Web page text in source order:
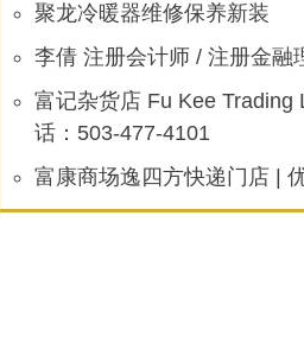
聚龙冷暖器维修保养新装
李倩 注册会计师 / 注册金融
富记杂货店 Fu Kee Trading
话：503-477-4101
富康商场逸四方快递门店 |